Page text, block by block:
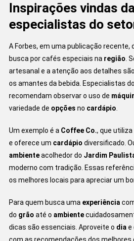
Inspirações vindas
especialistas do
A Forbes, em uma publicação
busca por cafés especiais na região.
artesanal e a atenção aos detalhes
os amantes da bebida. Especialistas
recomendam observar o uso de
variedade de opções no cardápio.
Um exemplo é a Coffee Co., que utiliza
e oferece um cardápio diversificado.
ambienteacolhedor do Jardim
moderno com tradição. Essas
os melhores locais para apreciar um
Para quem busca uma experiência
do grão até o ambiente
dicas são essenciais. Aproveite o diae